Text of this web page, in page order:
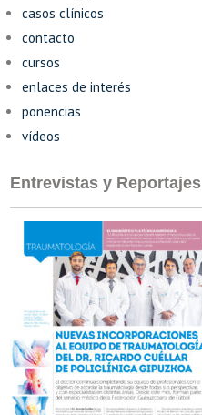
casos clínicos
contacto
cursos
enlaces de interés
ponencias
vídeos
Entrevistas y Reportajes